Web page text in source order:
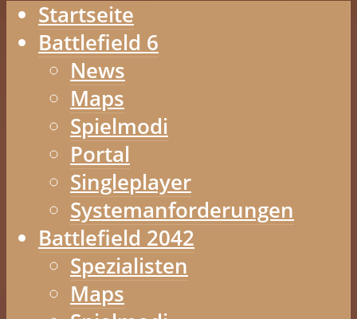
Startseite
Battlefield 6
News
Maps
Spielmodi
Portal
Singleplayer
Systemanforderungen
Battlefield 2042
Spezialisten
Maps